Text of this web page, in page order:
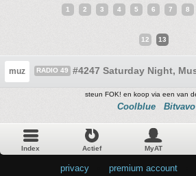
1 2 3 4 5 6 7 8
12 13
muz RADIO 49 #4247 Saturday Night,
steun FOK! en koop via een van
Coolblue Bitvavo
Index Actief MyAT
privacy premium account